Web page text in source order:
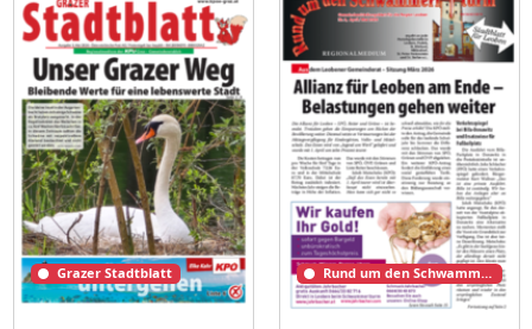
Grazer Stadtblatt Rund um den Schwammerlturm